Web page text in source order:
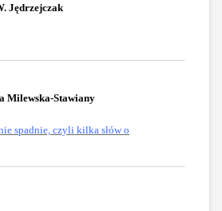
Jędrzejczak
Milewska-Stawiany
spadnie, czyli kilka słów o